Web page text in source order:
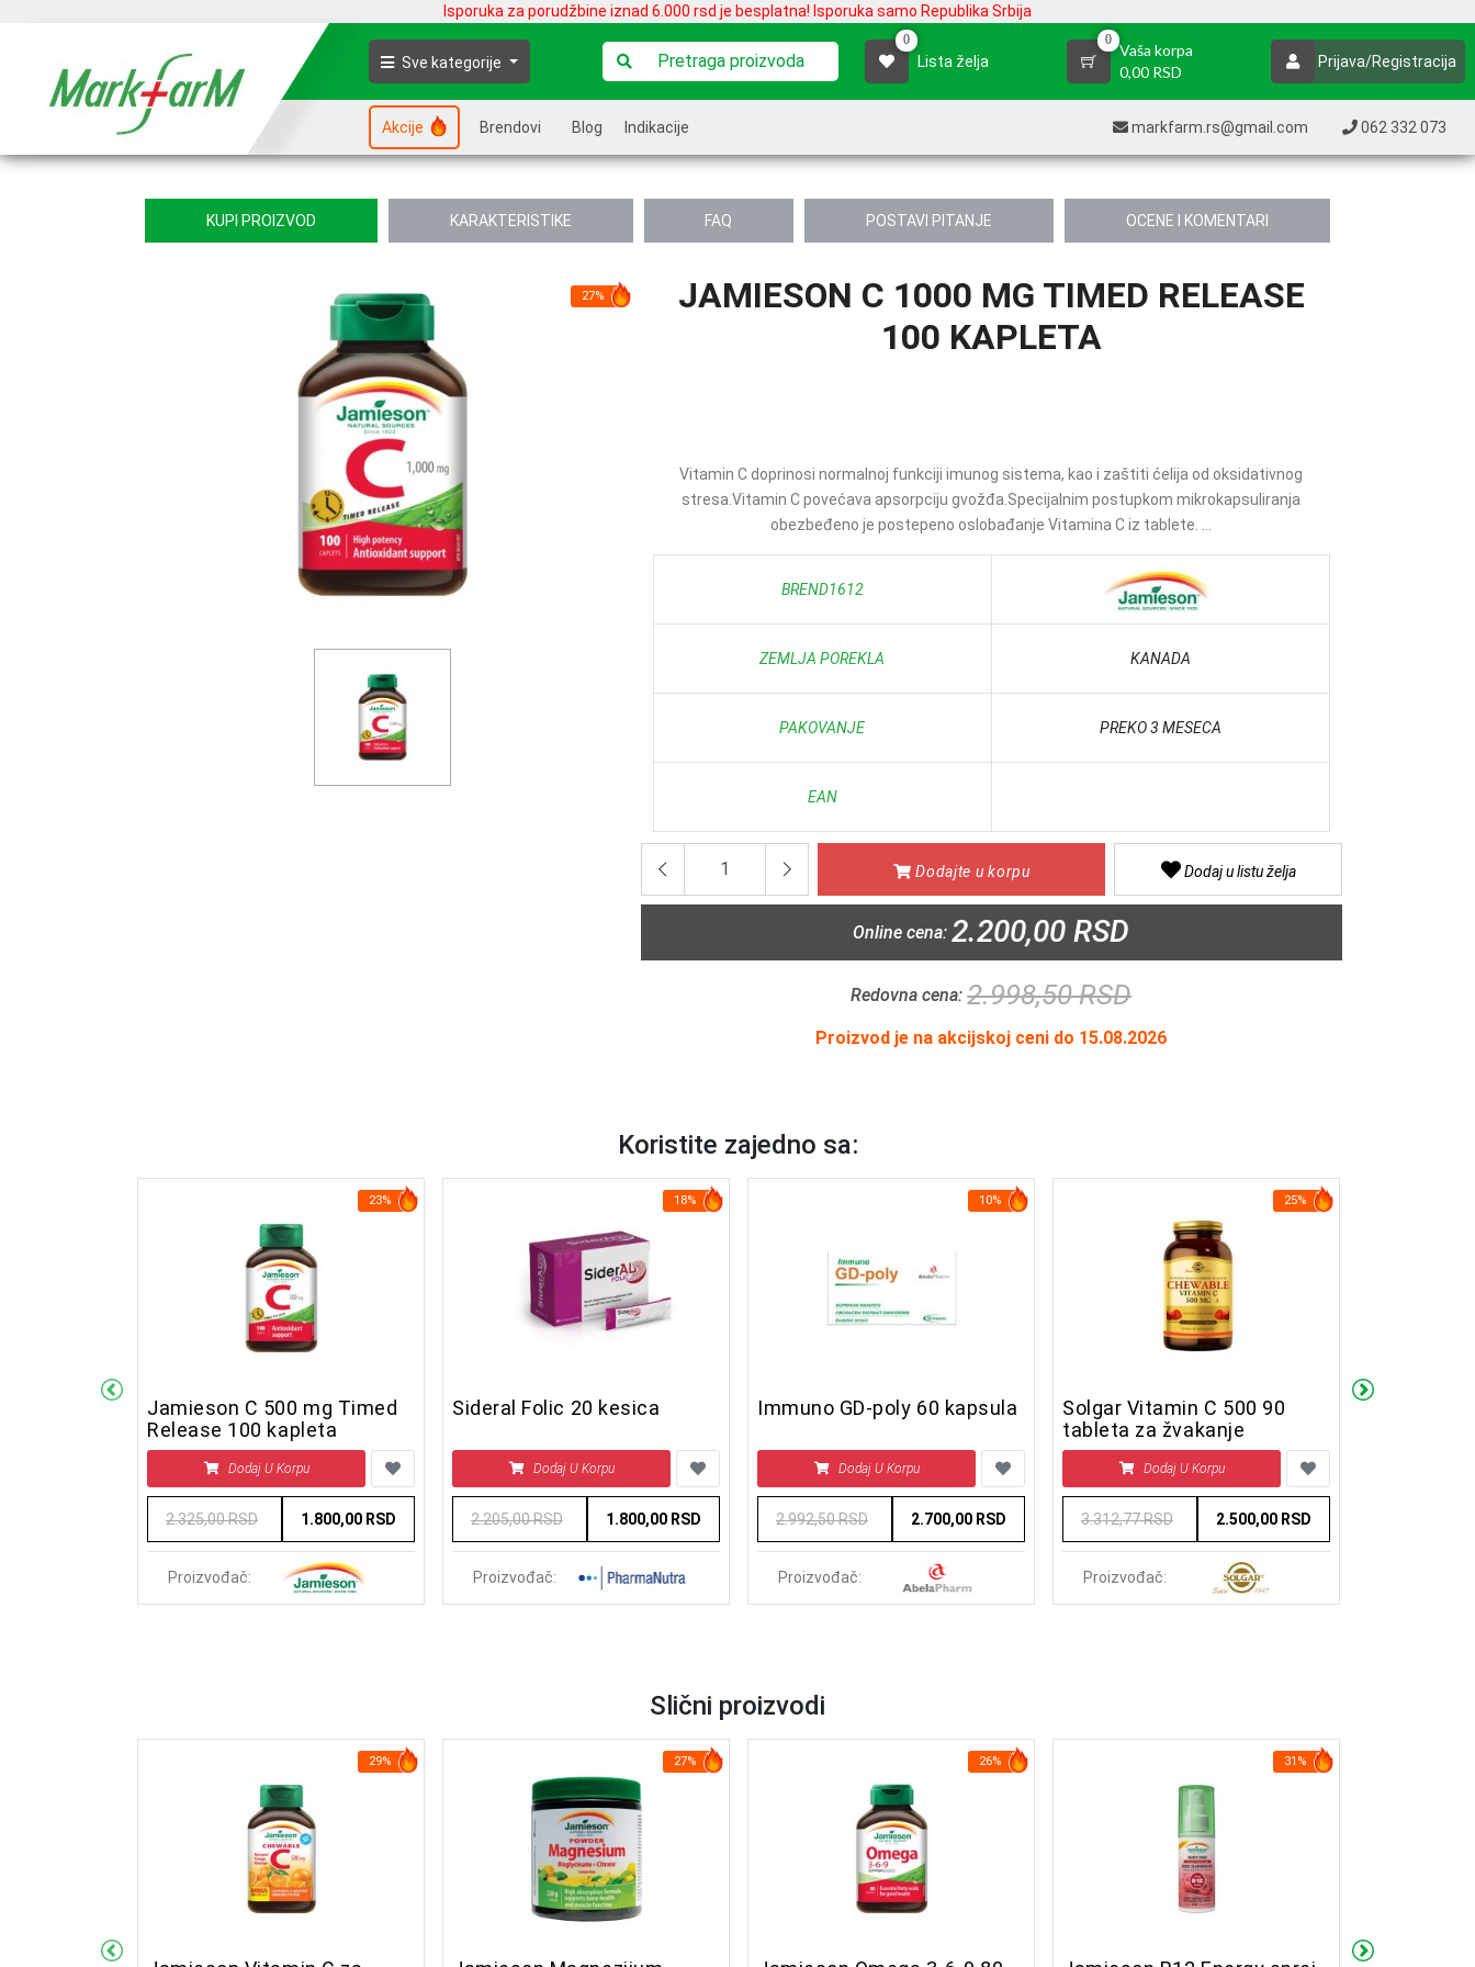
Isporuka za porudžbine iznad 6.000 rsd je besplatna! Isporuka samo Republika Srbija
Sve kategorije
0
Lista želja
0
Vaša korpa
0,00 RSD
Prijava/Registracija
Akcije Brendovi Blog Indikacije markfarm.rs@gmail.com 062 332 073
KUPI PROIZVOD KARAKTERISTIKE FAQ POSTAVI PITANJE OCENE I KOMENTARI
27%
JAMIESON C 1000 MG TIMED RELEASE
100 KAPLETA
Vitamin C doprinosi normalnoj funkciji imunog sistema, kao i zaštiti ćelija od oksidativnog
stresa.Vitamin C povećava apsorpciju gvožđa.Specijalnim postupkom mikrokapsuliranja
obezbeđeno je postepeno oslobađanje Vitamina C iz tablete. ...
BREND1612
ZEMLJA POREKLA KANADA
PAKOVANJE PREKO 3 MESECA
EAN
Dodajte u korpu Dodaj u listu želja
Online cena: 2.200,00 RSD
Redovna cena:2.998,50 RSD
Proizvod je na akcijskoj ceni do 15.08.2026
Koristite zajedno sa:
23%
Jamieson C 500 mg Timed
Release 100 kapleta
Dodaj U Korpu
2.325,00 RSD 1.800,00 RSD
Proizvođač:
18%
Sideral Folic 20 kesica
Dodaj U Korpu
2.205,00 RSD 1.800,00 RSD
Proizvođač:
10%
Immuno GD-poly 60 kapsula
Dodaj U Korpu
2.992,50 RSD 2.700,00 RSD
Proizvođač:
25%
Solgar Vitamin C 500 90
tableta za žvakanje
Dodaj U Korpu
3.312,77 RSD 2.500,00 RSD
Proizvođač:
Slični proizvodi
29% 27% 26% 31%